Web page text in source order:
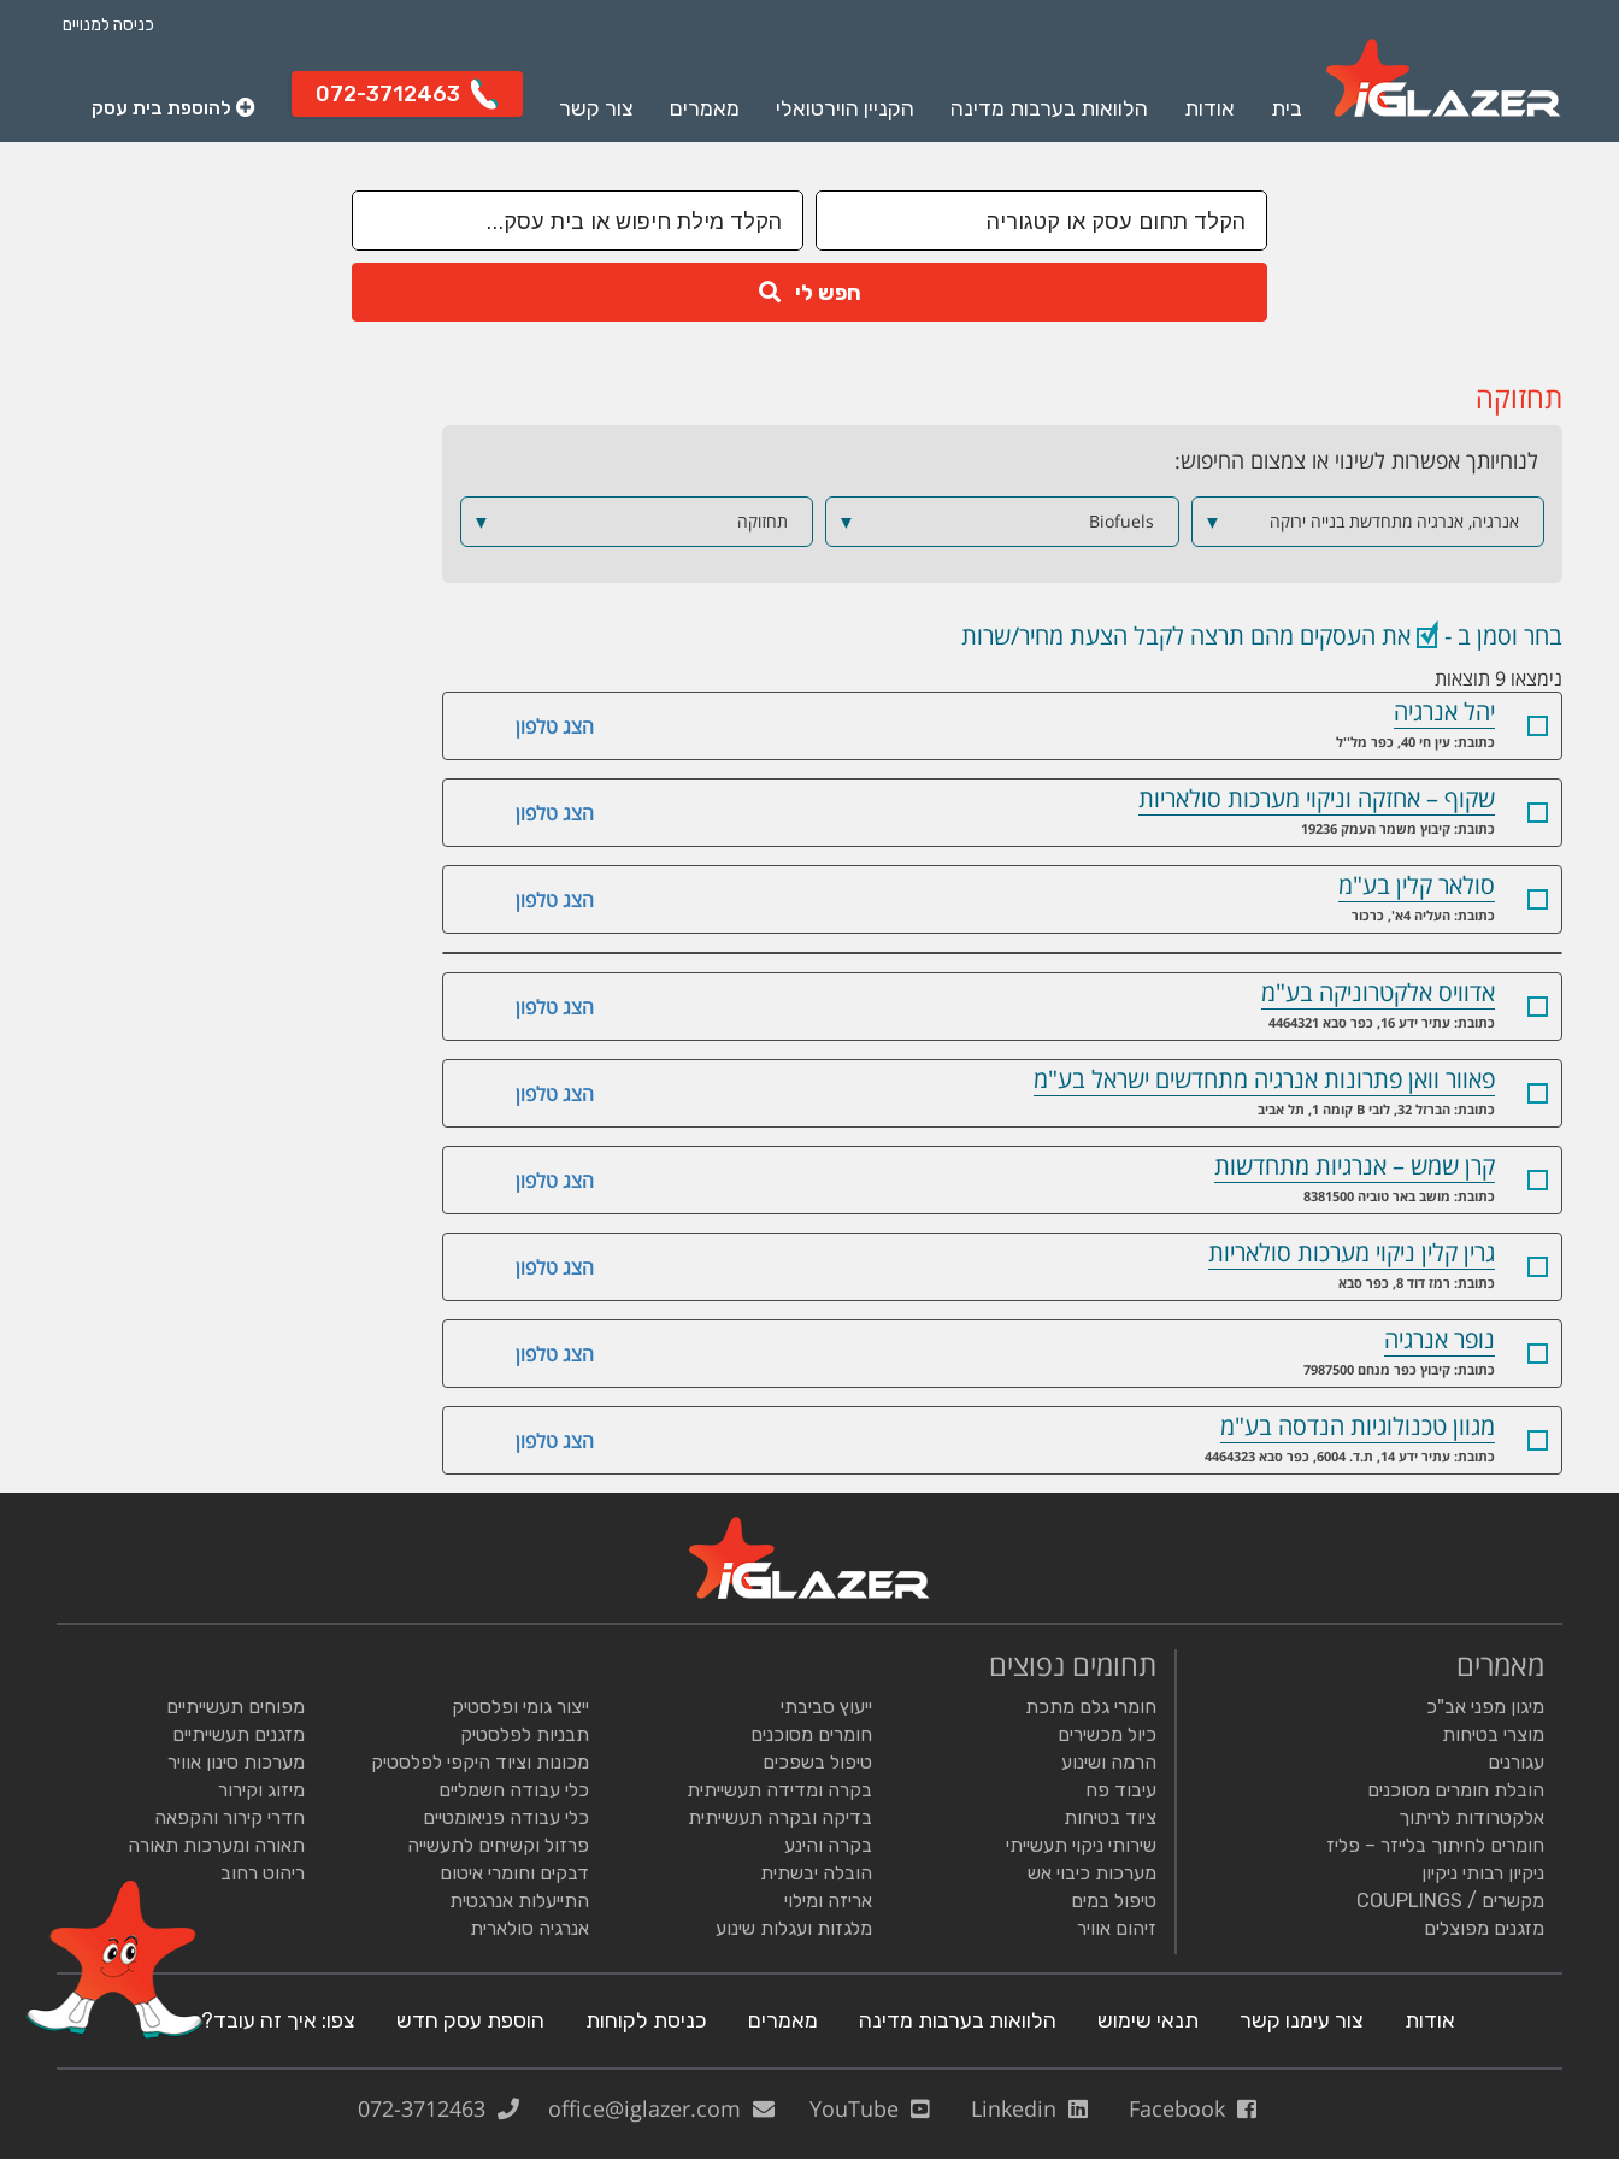
כניסה למנויים
בית אודות הלוואות בערבות מדינה הקניין הוירטואלי מאמרים צור קשר
072-3712463
להוספת בית עסק
חפש לי
תחזוקה
לנוחיותך אפשרות לשינוי או צמצום החיפוש:
אנרגיה, אנרגיה מתחדשת בנייה ירוקה ▼
Biofuels
▼ תחזוקה ▼
בחר וסמן ב - את העסקים מהם תרצה לקבל הצעת מחיר/שרות
נימצאו 9 תוצאות
הצג טלפון
יהל אנרגיה
כתובת: עין חי 40, כפר מל''ל
הצג טלפון שקוף – אחזקה וניקוי מערכות סולאריות
כתובת: קיבוץ משמר העמק 19236
הצג טלפון סולאר קלין בע"מ
כתובת: העליה 4א', כרכור
הצג טלפון אדוויס אלקטרוניקה בע"מ
כתובת: עתיר ידע 16, כפר סבא 4464321
הצג טלפון פאוור וואן פתרונות אנרגיה מתחדשים ישראל בע"מ
כתובת: הברזל 32, לובי B קומה 1, תל אביב
הצג טלפון קרן שמש – אנרגיות מתחדשות
כתובת: מושב באר טוביה 8381500
הצג טלפון גרין קלין ניקוי מערכות סולאריות
כתובת: רמז דוד 8, כפר סבא
הצג טלפון נופר אנרגיה
כתובת: קיבוץ כפר מנחם 7987500
הצג טלפון מגוון טכנולוגיות הנדסה בע"מ
כתובת: עתיר ידע 14, ת.ד. 6004, כפר סבא 4464323
מאמרים
מיגון מפני אב"כ
מוצרי בטיחות
עגורנים
הובלת חומרים מסוכנים
אלקטרודות לריתוך
חומרים לחיתוך בלייזר – פליז
ניקיון רבותי ניקיון
מקשרים / COUPLINGS
מזגנים מפוצלים
תחומים נפוצים
חומרי גלם מתכת
כיול מכשירים
הרמה ושינוע
עיבוד פח
ציוד בטיחות
שירותי ניקוי תעשייתי
מערכות כיבוי אש
טיפול במים
זיהום אוויר
ייעוץ סביבתי
חומרים מסוכנים
טיפול בשפכים
בקרה ומדידה תעשייתית
בדיקה ובקרה תעשייתית
בקרה והינע
הובלה יבשתית
אריזה ומילוי
מלגזות ועגלות שינוע
ייצור גומי ופלסטיק
תבניות לפלסטיק
מכונות וציוד היקפי לפלסטיק
כלי עבודה חשמליים
כלי עבודה פניאומטיים
פרזול וקשיחים לתעשייה
דבקים וחומרי איטום
התייעלות אנרגטית
אנרגיה סולארית
מפוחים תעשייתיים
מזגנים תעשייתיים
מערכות סינון אוויר
מיזוג וקירור
חדרי קירור והקפאה
תאורה ומערכות תאורה
ריהוט רחוב
אודות צור עימנו קשר תנאי שימוש הלוואות בערבות מדינה מאמרים כניסת לקוחות הוספת עסק חדש צפו: איך זה עובד?
Facebook
072-3712463